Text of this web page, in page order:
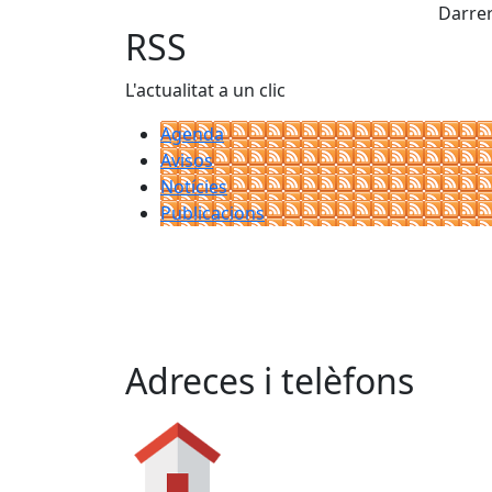
RSS
L'actualitat a un clic
Agenda
Avisos
Notícies
Publicacions
Adreces i telèfons